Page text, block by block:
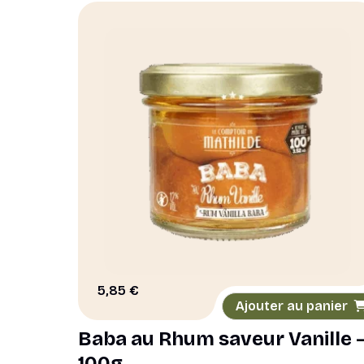
5,85 €
Ajouter au panier
Baba au Rhum saveur Vanille